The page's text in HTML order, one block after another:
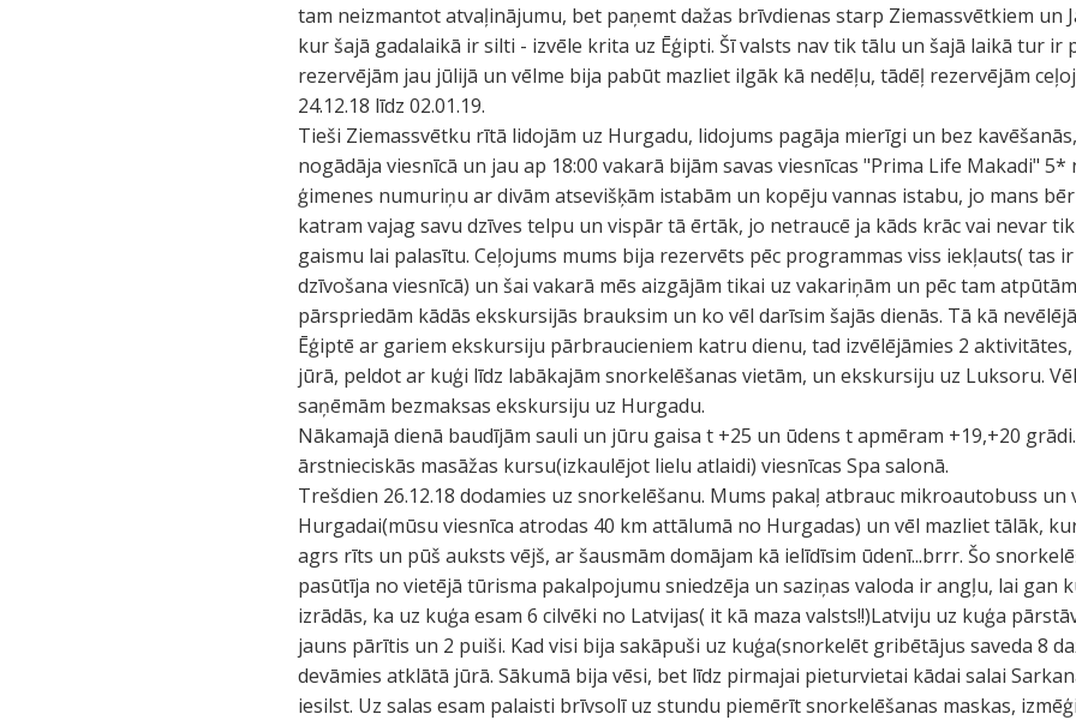
tam neizmantot atvaļinājumu, bet paņemt dažas brīvdienas starp Ziemassvētkiem un
kur šajā gadalaikā ir silti - izvēle krita uz Ēģipti. Šī valsts nav tik tālu un šajā laikā tur ir
rezervējām jau jūlijā un vēlme bija pabūt mazliet ilgāk kā nedēļu, tādēļ rezervējām
24.12.18 līdz 02.01.19.
Tieši Ziemassvētku rītā lidojām uz Hurgadu, lidojums pagāja mierīgi un bez
nogādāja viesnīcā un jau ap 18:00 vakarā bijām savas viesnīcas "Prima Life Makadi"
ģimenes numuriņu ar divām atsevišķām istabām un kopēju vannas istabu, jo mans
katram vajag savu dzīves telpu un vispār tā ērtāk, jo netraucē ja kāds krāc vai nevar
gaismu lai palasītu. Ceļojums mums bija rezervēts pēc programmas viss iekļauts( tas
dzīvošana viesnīcā) un šai vakarā mēs aizgājām tikai uz vakariņām un pēc tam
pārspriedām kādās ekskursijās brauksim un ko vēl darīsim šajās dienās. Tā kā
Ēģiptē ar gariem ekskursiju pārbraucieniem katru dienu, tad izvēlējāmies 2
jūrā, peldot ar kuģi līdz labākajām snorkelēšanas vietām, un ekskursiju uz Luksoru.
saņēmām bezmaksas ekskursiju uz Hurgadu.
Nākamajā dienā baudījām sauli un jūru gaisa t +25 un ūdens t apmēram +19,+20
ārstnieciskās masāžas kursu(izkaulējot lielu atlaidi) viesnīcas Spa salonā.
Trešdien 26.12.18 dodamies uz snorkelēšanu. Mums pakaļ atbrauc mikroautobuss un
Hurgadai(mūsu viesnīca atrodas 40 km attālumā no Hurgadas) un vēl mazliet tālāk,
agrs rīts un pūš auksts vējš, ar šausmām domājam kā ielīdīsim ūdenī...brrr. Šo
pasūtīja no vietējā tūrisma pakalpojumu sniedzēja un saziņas valoda ir angļu, lai gan
izrādās, ka uz kuģa esam 6 cilvēki no Latvijas( it kā maza valsts!!)Latviju uz kuģa
jauns pārītis un 2 puiši. Kad visi bija sakāpuši uz kuģa(snorkelēt gribētājus saveda 8
devāmies atklātā jūrā. Sākumā bija vēsi, bet līdz pirmajai pieturvietai kādai salai
iesilst. Uz salas esam palaisti brīvsolī uz stundu piemērīt snorkelēšanas maskas,